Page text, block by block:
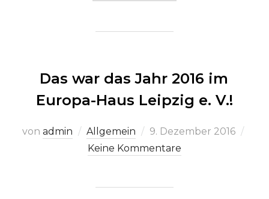
Das war das Jahr 2016 im
Europa-Haus Leipzig e. V.!
von admin Allgemein
Veröffentlicht
am
9. Dezember 2016
Keine Kommentare